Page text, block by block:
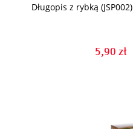
Długopis z rybką (JSP002)
5,90 zł